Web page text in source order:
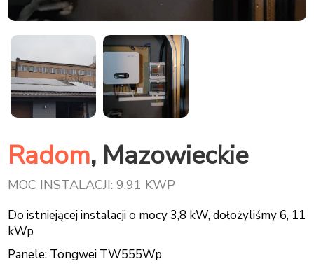
Radom, Mazowieckie
MOC INSTALACJI: 9,91 KWP
Do istniejącej instalacji o mocy 3,8 kW, dołożyliśmy 6, 11
kWp
Panele: Tongwei TW555Wp